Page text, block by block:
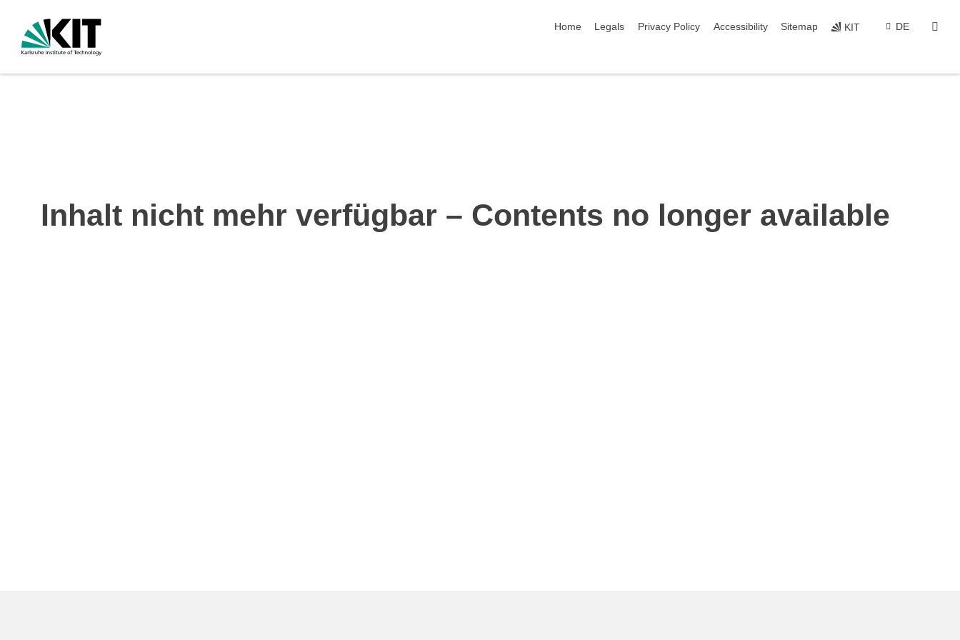
Home
Legals Privacy Policy Accessibility Sitemap KIT DE
Inhalt nicht mehr verfügbar – Contents no longer available